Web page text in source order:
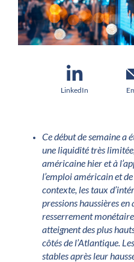
LinkedIn
Ce début de semaine a
une liquidité très
américaine hier et à
l’emploi américain et
contexte, les taux
pressions haussières
resserrement
atteignent des plus
côtés de l’Atlantique.
stables après leur